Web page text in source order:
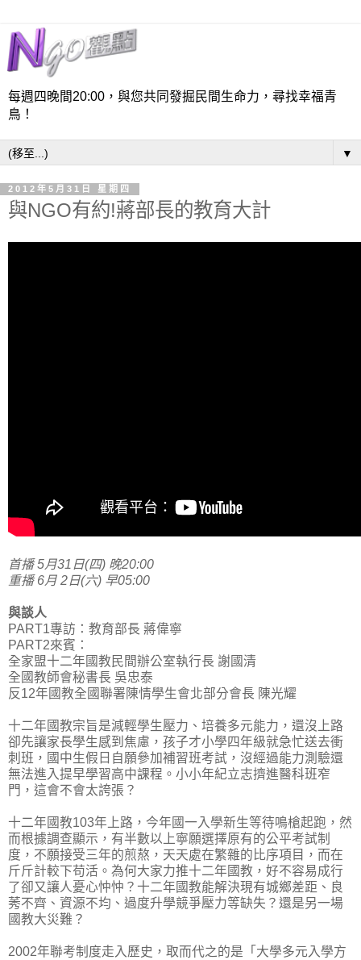
每週四晚間20:00，與您共同發掘民間生命力，尋找幸福青
鳥！
▼
2012年5月31日 星期四
與NGO有約!蔣部長的教育大計
首播 5月31日(四) 晚20:00
重播 6月 2日(六) 早05:00
與談人
PART1專訪：教育部長 蔣偉寧
PART2來賓：
全家盟十二年國教民間辦公室執行長 謝國清
全國教師會秘書長 吳忠泰
反12年國教全國聯署陳情學生會北部分會長 陳光耀
十二年國教宗旨是減輕學生壓力、培養多元能力，還沒上路
卻先讓家長學生感到焦慮，孩子才小學四年級就急忙送去衝
刺班，國中生假日自願參加補習班考試，沒經過能力測驗還
無法進入提早學習高中課程。小小年紀立志擠進醫科班窄
門，這會不會太誇張？
十二年國教103年上路，今年國一入學新生等待鳴槍起跑，然
而根據調查顯示，有半數以上寧願選擇原有的公平考試制
度，不願接受三年的煎熬，天天處在繁雜的比序項目，而在
斤斤計較下苟活。為何大家力推十二年國教，好不容易成行
了卻又讓人憂心忡忡？十二年國教能解決現有城鄉差距、良
莠不齊、資源不均、過度升學競爭壓力等缺失？還是另一場
國教大災難？
2002年聯考制度走入歷史，取而代之的是「大學多元入學方